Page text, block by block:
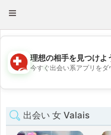
Toggle
💖
理想の相手を見つけよ
今すぐ出会い系アプリをダ
出会い 女 Valais